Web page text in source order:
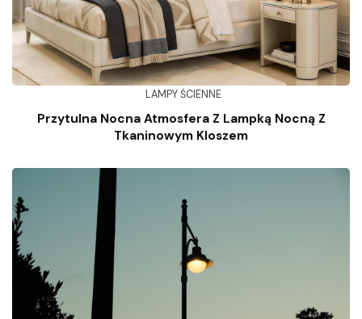
LAMPY ŚCIENNE
Przytulna Nocna Atmosfera Z Lampką Nocną Z
Tkaninowym Kloszem